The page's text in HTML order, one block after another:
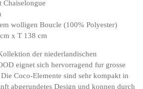
Chaiselongue
wolligen Boucle (100% Polyester)
x T 138 cm
der niederlandischen
eignet sich hervorragend fur grosse
Coco-Elemente sind sehr kompakt in
abgerundetes Design und konnen durch